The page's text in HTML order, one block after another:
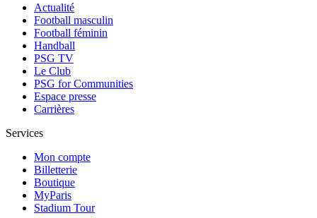
Actualité
Football masculin
Football féminin
Handball
PSG TV
Le Club
PSG for Communities
Espace presse
Carrières
Services
Mon compte
Billetterie
Boutique
MyParis
Stadium Tour